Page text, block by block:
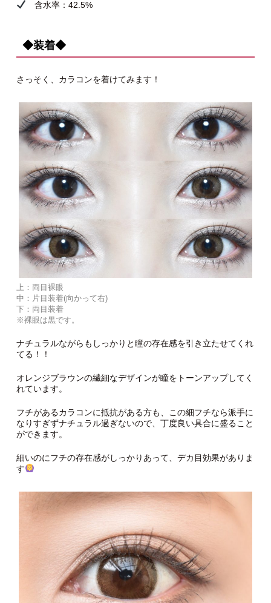
含水率：42.5%
◆装着◆
さっそく、カラコンを着けてみます！
上：両目裸眼
中：片目装着(向かって右)
下：両目装着
※裸眼は黒です。
ナチュラルながらもしっかりと瞳の存在感を引き立たせてくれ
てる！！
オレンジブラウンの繊細なデザインが瞳をトーンアップしてく
れています。
フチがあるカラコンに抵抗がある方も、この細フチなら派手に
なりすぎずナチュラル過ぎないので、丁度良い具合に盛ること
ができます。
細いのにフチの存在感がしっかりあって、デカ目効果がありま
す